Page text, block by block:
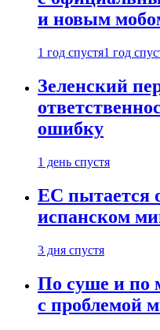
и новым
1 год спустя1 год
Зеленский
ошибку
1 день спустя
ЕС пытается
испанском
3 дня спустя
По суше и по
с проблемой